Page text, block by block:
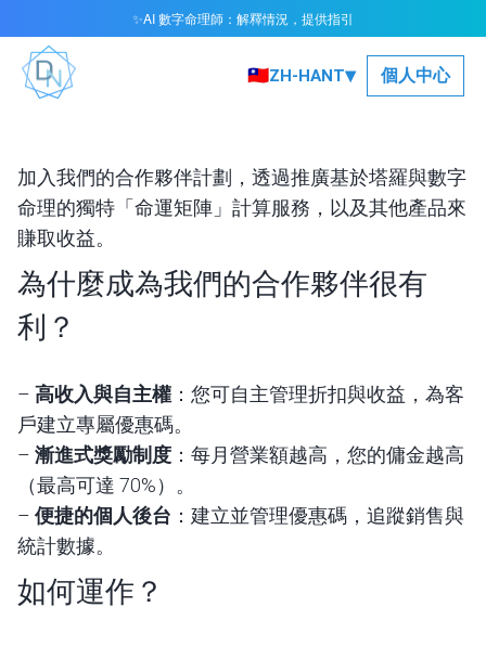
🇹🇼ZH-HANT▾ 個人中心
加入我們的合作夥伴計劃，透過推廣基於塔羅與數字
命理的獨特「命運矩陣」計算服務，以及其他產品來
賺取收益。
為什麼成為我們的合作夥伴很有
利？
– 高收入與自主權 ：您可自主管理折扣與收益，為客
戶建立專屬優惠碼。
– 漸進式獎勵制度 ：每月營業額越高，您的傭金越高
（最高可達 70%）。
– 便捷的個人後台 ：建立並管理優惠碼，追蹤銷售與
統計數據。
如何運作？
✨AI 數字命理師：解釋情況，提供指引